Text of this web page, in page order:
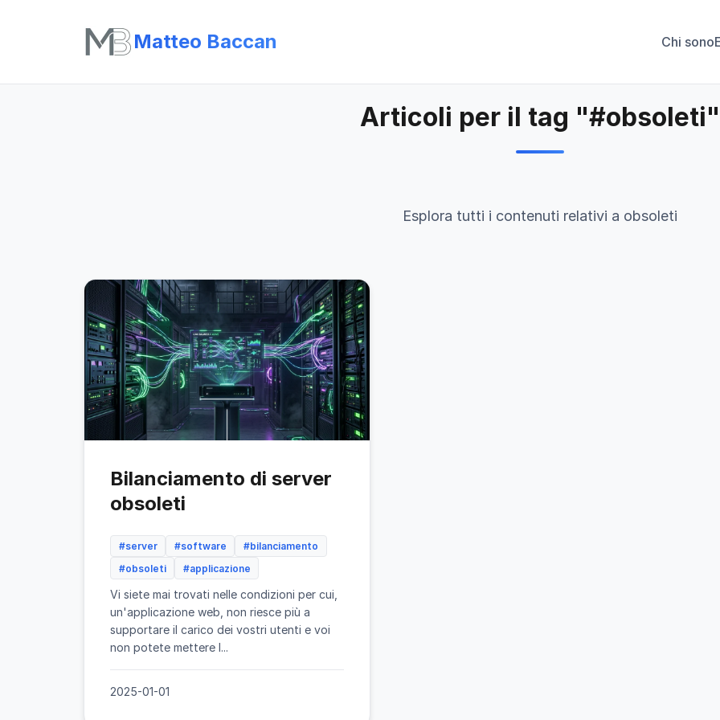
Matteo Baccan Chi sono
Articoli per il tag "#obsoleti"
Esplora tutti i contenuti relativi a obsoleti
Bilanciamento di server
obsoleti
#server #software
#bilanciamento
#obsoleti
#applicazione
Vi siete mai trovati nelle condizioni per cui,
un'applicazione web, non riesce più a
supportare il carico dei vostri utenti e voi
non potete mettere l...
2025-01-01